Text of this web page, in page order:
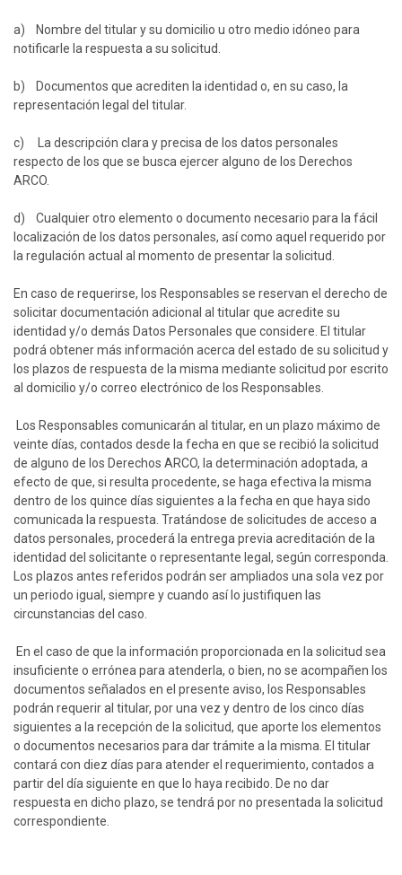
a) Nombre del titular y su domicilio u otro medio idóneo para
notificarle la respuesta a su solicitud.
b) Documentos que acrediten la identidad o, en su caso, la
representación legal del titular.
c) La descripción clara y precisa de los datos personales
respecto de los que se busca ejercer alguno de los Derechos
ARCO.
d) Cualquier otro elemento o documento necesario para la fácil
localización de los datos personales, así como aquel requerido por
la regulación actual al momento de presentar la solicitud.
En caso de requerirse, los Responsables se reservan el derecho de
solicitar documentación adicional al titular que acredite su
identidad y/o demás Datos Personales que considere. El titular
podrá obtener más información acerca del estado de su solicitud y
los plazos de respuesta de la misma mediante solicitud por escrito
al domicilio y/o correo electrónico de los Responsables.
Los Responsables comunicarán al titular, en un plazo máximo de
veinte días, contados desde la fecha en que se recibió la solicitud
de alguno de los Derechos ARCO, la determinación adoptada, a
efecto de que, si resulta procedente, se haga efectiva la misma
dentro de los quince días siguientes a la fecha en que haya sido
comunicada la respuesta. Tratándose de solicitudes de acceso a
datos personales, procederá la entrega previa acreditación de la
identidad del solicitante o representante legal, según corresponda.
Los plazos antes referidos podrán ser ampliados una sola vez por
un periodo igual, siempre y cuando así lo justifiquen las
circunstancias del caso.
En el caso de que la información proporcionada en la solicitud sea
insuficiente o errónea para atenderla, o bien, no se acompañen los
documentos señalados en el presente aviso, los Responsables
podrán requerir al titular, por una vez y dentro de los cinco días
siguientes a la recepción de la solicitud, que aporte los elementos
o documentos necesarios para dar trámite a la misma. El titular
contará con diez días para atender el requerimiento, contados a
partir del día siguiente en que lo haya recibido. De no dar
respuesta en dicho plazo, se tendrá por no presentada la solicitud
correspondiente.